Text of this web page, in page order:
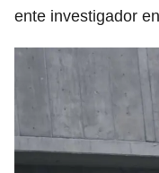
ente investigador